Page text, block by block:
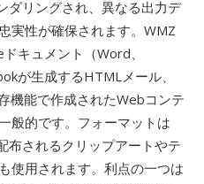
ダリングされ、異なる出力デ
実性が確保されます。WMZ
キュメント（Word、
が生成するHTMLメール、
機能で作成されたWebコンテ
般的です。フォーマットは
布されるクリップアートやテ
使用されます。利点の一つは